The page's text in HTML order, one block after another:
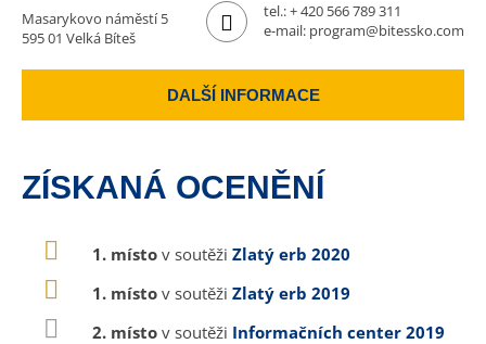
Masarykovo náměstí 5
595 01 Velká Bíteš
tel.:+ 420 566 789 311
e-mail: program@bitessko.com
DALŠÍ INFORMACE
ZÍSKANÁ OCENĚNÍ
1. místo v soutěži Zlatý erb 2020
1. místo v soutěži Zlatý erb 2019
2. místo v soutěži Informačních center 2019